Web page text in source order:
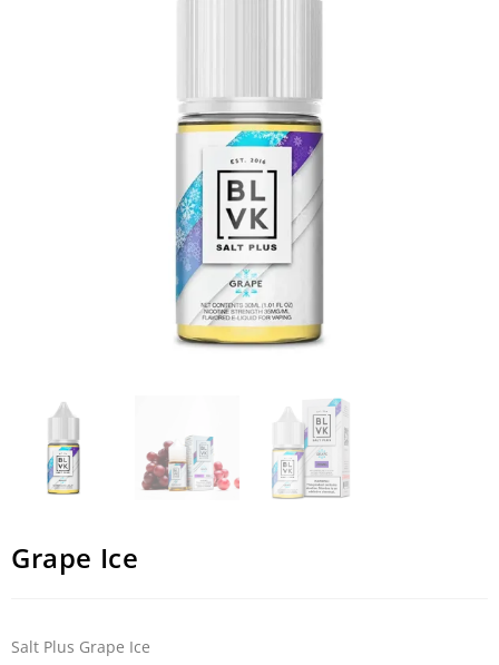
Grape Ice
Salt Plus Grape Ice